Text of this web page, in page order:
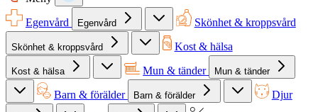
Egenvård
Egenvård Skönhet & kroppsvård
Skönhet & kroppsvård Kost & hälsa
Kost & hälsa Mun & tänder Mun & tänder
Barn & förälder Barn & förälder Djur